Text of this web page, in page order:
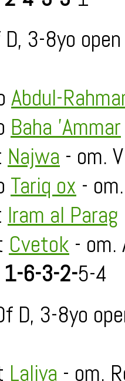
3-8yo
Abdul-
Baha 'Ammar
Najwa - om.
Tariq ox -
Iram al Parag
Cvetok - om.
1-6-3-2-5-4
D, 3-8yo
Laliya - om.